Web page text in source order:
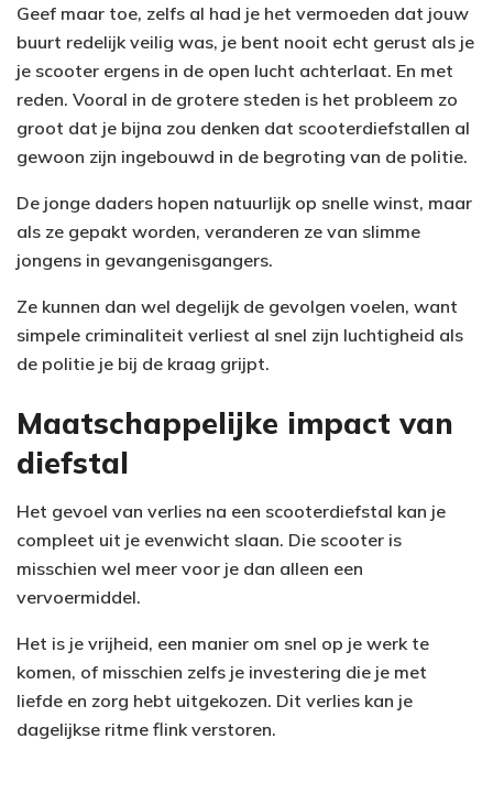
Geef maar toe, zelfs al had je het vermoeden dat jouw
buurt redelijk veilig was, je bent nooit echt gerust als je
je scooter ergens in de open lucht achterlaat. En met
reden. Vooral in de grotere steden is het probleem zo
groot dat je bijna zou denken dat scooterdiefstallen al
gewoon zijn ingebouwd in de begroting van de politie.
De jonge daders hopen natuurlijk op snelle winst, maar
als ze gepakt worden, veranderen ze van slimme
jongens in gevangenisgangers.
Ze kunnen dan wel degelijk de gevolgen voelen, want
simpele criminaliteit verliest al snel zijn luchtigheid als
de politie je bij de kraag grijpt.
Maatschappelijke impact van
diefstal
Het gevoel van verlies na een scooterdiefstal kan je
compleet uit je evenwicht slaan. Die scooter is
misschien wel meer voor je dan alleen een
vervoermiddel.
Het is je vrijheid, een manier om snel op je werk te
komen, of misschien zelfs je investering die je met
liefde en zorg hebt uitgekozen. Dit verlies kan je
dagelijkse ritme flink verstoren.